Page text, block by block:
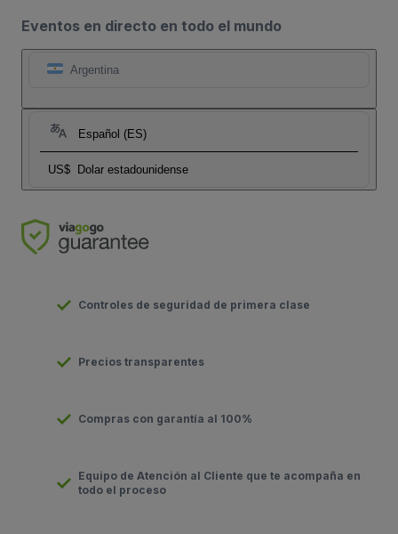
Eventos en directo en todo el mundo
Argentina
Español (ES)
US$ Dolar estadounidense
Controles de seguridad de primera clase
Precios transparentes
Compras con garantía al 100%
Equipo de Atención al Cliente que te acompaña en
todo el proceso